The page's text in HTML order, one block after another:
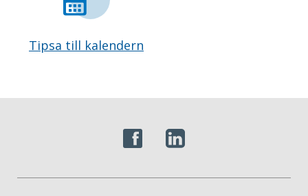
Tipsa till kalendern